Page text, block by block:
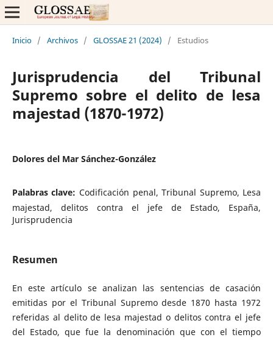
Inicio / Archivos / GLOSSAE 21 (2024) / Estudios
Jurisprudencia del Tribunal
Supremo sobre el delito de lesa
majestad (1870-1972)
Dolores del Mar Sánchez-González
Palabras clave: Codificación penal, Tribunal Supremo, Lesa
majestad, delitos contra el jefe de Estado, España,
Jurisprudencia
Resumen
En este artículo se analizan las sentencias de casación
emitidas por el Tribunal Supremo desde 1870 hasta 1972
referidas al delito de lesa majestad o delitos contra el jefe
del Estado, que fue la denominación que con el tiempo